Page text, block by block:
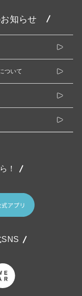
知らせ
ついて
！
SNS